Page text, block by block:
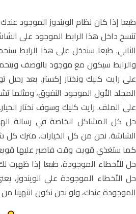
طبعا إذا كان نظام الويندوز الموجود
تنسخ داخل هذا الرابط الموجود على
الثاني. طبعا سندخل على هذا الرابط
والرابط سيكون مع موجود بالوصف
على رايت كليك ونختار إكستر. بعد
المجلد الأول الموجود النفوق،
على الملف. رايت كليك وسوف نختار
حل كل المشاكل الخاصة في رسالة
الشاشة. نحن من كل الخيارات. مترك كل
كما ستغذي قويت وقت فاصبر عليها
حل للأخطاء الموجودة، طبعا إذا ظهرت
حل الأخطاء الموجودة على
الموجودة عندك، ولو نحن نكون انتهينا